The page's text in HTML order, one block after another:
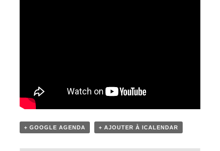
+ GOOGLE AGENDA + AJOUTER À ICALENDAR